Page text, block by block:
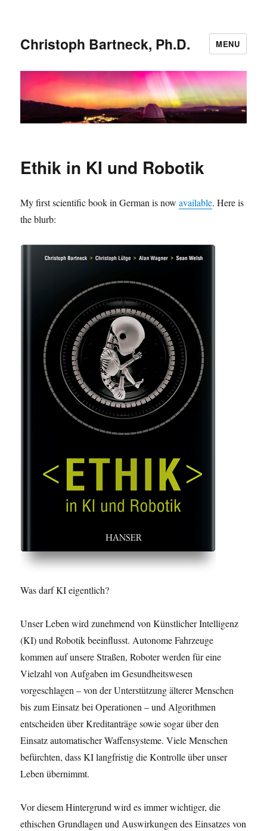
Christoph Bartneck, Ph.D. MENU
Ethik in KI und Robotik
My first scientific book in German is nowavailable. Here is
the blurb:
Was darf KI eigentlich?
Unser Leben wird zunehmend von Künstlicher Intelligenz
(KI) und Robotik beeinflusst. Autonome Fahrzeuge
kommen auf unsere Straßen, Roboter werden für eine
Vielzahl von Aufgaben im Gesundheitswesen
vorgeschlagen – von der Unterstützung älterer Menschen
bis zum Einsatz bei Operationen – und Algorithmen
entscheiden über Kreditanträge sowie sogar über den
Einsatz automatischer Waffensysteme. Viele Menschen
befürchten, dass KI langfristig die Kontrolle über unser
Leben übernimmt.
Vor diesem Hintergrund wird es immer wichtiger, die
ethischen Grundlagen und Auswirkungen des Einsatzes von